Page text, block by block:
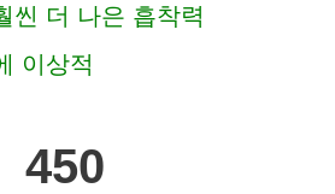
씬 더 나은 흡착력
이상적
450